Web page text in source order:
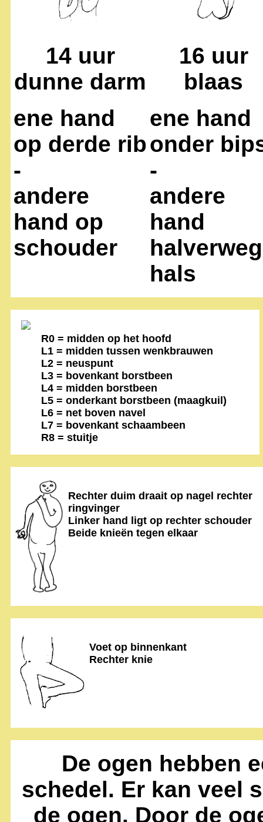
14 uur
dunne darm
ene hand
op derde rib
-
andere
hand op
schouder
16 uur
blaas
ene hand
onder
-
andere
hand
hals
R0 = midden op het hoofd
L1 = midden tussen wenkbrauwen
L2 = neuspunt
L3 = bovenkant borstbeen
L4 = midden borstbeen
L5 = onderkant borstbeen (maagkuil)
L6 = net boven navel
L7 = bovenkant schaambeen
R8 = stuitje
Rechter duim draait op nagel rechter
ringvinger
Linker hand ligt op rechter schouder
Beide knieën tegen elkaar
Voet op binnenkant
Rechter knie
De ogen hebben
schedel. Er kan veel
de ogen. Door de